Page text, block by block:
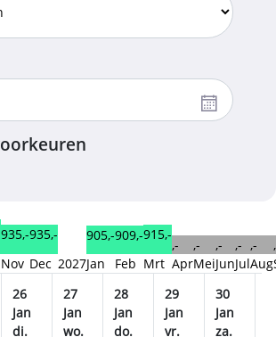
935,-
Nov
935,-
Dec 2027
905,-
Jan
909,-
Feb
915,-
Mrt
,-
Apr
,-
Mei
,-
Jun
,-
Jul
,-
Aug
26
Jan
di.
27
Jan
wo.
28
Jan
do.
29
Jan
vr.
30
Jan
za.